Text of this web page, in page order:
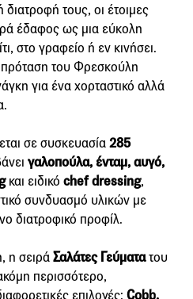
διατροφή τους, οι έτοιμες
έδαφος ως μια εύκολη
στο γραφείο ή εν κινήσει.
πρόταση του Φρεσκούλη
για ένα χορταστικό αλλά
σε συσκευασία285
γαλοπούλα, ένταμ, αυγό,
και ειδικό chef dressing,
συνδυασμό υλικών με
διατροφικό προφίλ.
η σειράΣαλάτες Γεύματατου
περισσότερο,
επιλογές: Cobb,